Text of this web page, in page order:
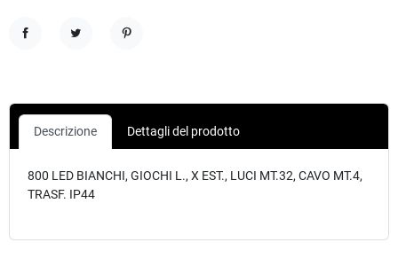
Descrizione Dettagli del prodotto
800 LED BIANCHI, GIOCHI L., X EST., LUCI MT.32, CAVO MT.4,
TRASF. IP44